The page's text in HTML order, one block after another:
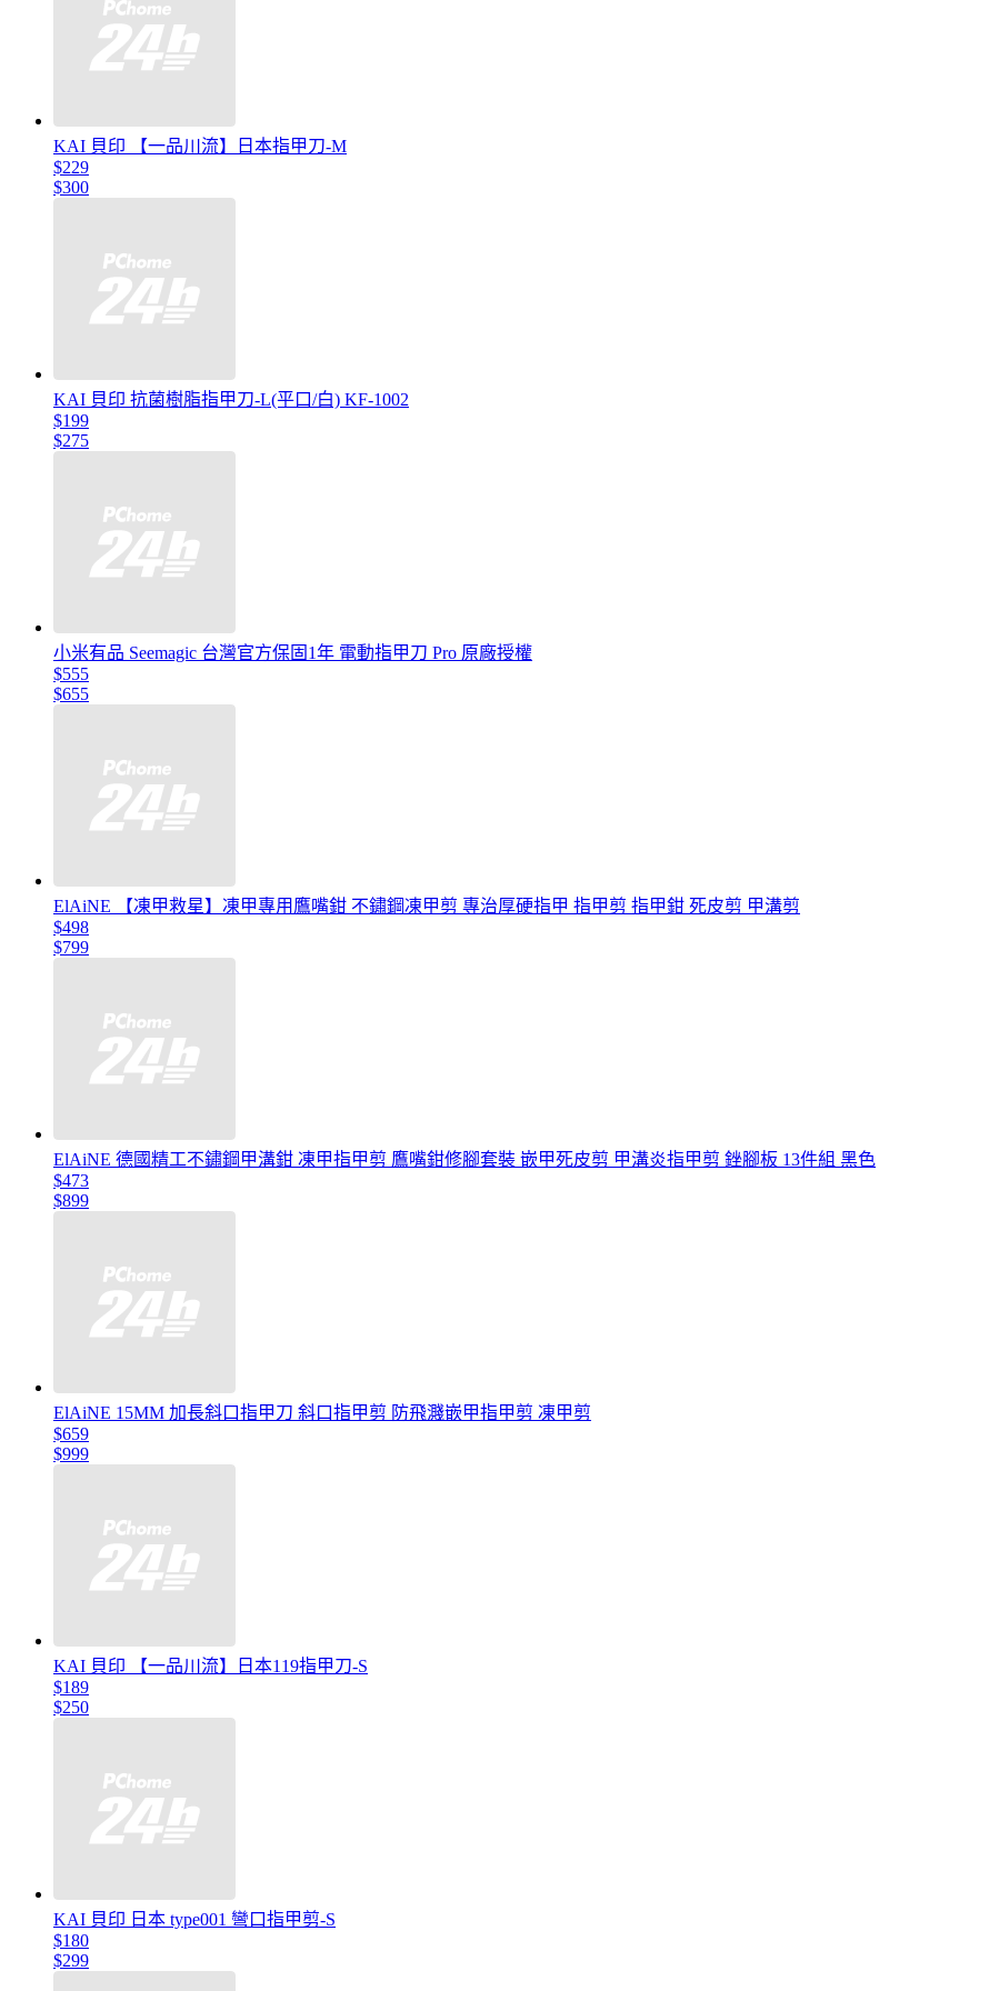
KAI 貝印 【一品川流】日本指甲刀-M
$229
$300
KAI 貝印 抗菌樹脂指甲刀-L(平口/白) KF-1002
$199
$275
小米有品 Seemagic 台灣官方保固1年 電動指甲刀 Pro 原廠授權
$555
$655
ElAiNE 【凍甲救星】凍甲專用鷹嘴鉗 不鏽鋼凍甲剪 專治厚硬指甲 指甲剪 指甲鉗 死皮剪 甲溝剪
$498
$799
ElAiNE 德國精工不鏽鋼甲溝鉗 凍甲指甲剪 鷹嘴鉗修腳套裝 嵌甲死皮剪 甲溝炎指甲剪 銼腳板 13件組 黑色
$473
$899
ElAiNE 15MM 加長斜口指甲刀 斜口指甲剪 防飛濺嵌甲指甲剪 凍甲剪
$659
$999
KAI 貝印 【一品川流】日本119指甲刀-S
$189
$250
KAI 貝印 日本 type001 彎口指甲剪-S
$180
$299